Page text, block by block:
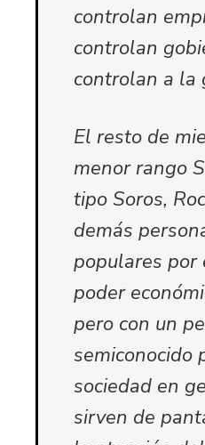
controlan
controlan
controlan a la
El resto de
menor rango
tipo Soros,
demás
populares por
poder
pero con un
semiconocido
sociedad en
sirven de